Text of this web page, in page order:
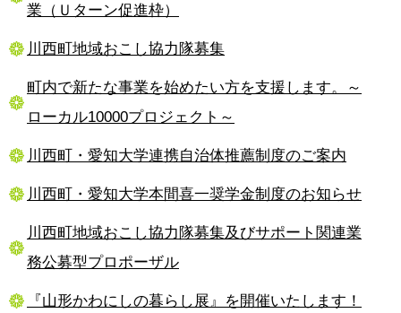
業（Ｕターン促進枠）
川西町地域おこし協力隊募集
町内で新たな事業を始めたい方を支援します。～
ローカル10000プロジェクト～
川西町・愛知大学連携自治体推薦制度のご案内
川西町・愛知大学本間喜一奨学金制度のお知らせ
川西町地域おこし協力隊募集及びサポート関連業
務公募型プロポーザル
『山形かわにしの暮らし展』を開催いたします！